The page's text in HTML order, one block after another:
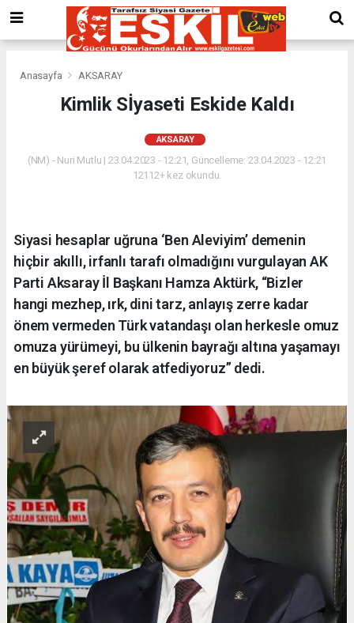
Anasayfa AKSARAY
Kimlik Sİyaseti Eskide Kaldı
AKSARAY
(NM) - Nuri Mutlu | 23.04.2023 - 12:21, Güncelleme: 23.04.2023 - 12:21
12112+ kez okundu.
Siyasi hesaplar uğruna ‘Ben Aleviyim’ demenin
hiçbir akıllı, irfanlı tarafı olmadığını vurgulayan AK
Parti Aksaray İl Başkanı Hamza Aktürk, “Bizler
hangi mezhep, ırk, dini tarz, anlayış zerre kadar
önem vermeden Türk vatandaşı olan herkesle omuz
omuza yürümeyi, bu ülkenin bayrağı altına yaşamayı
en büyük şeref olarak atfediyoruz” dedi.